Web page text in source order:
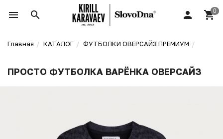
Главная КАТАЛОГ ФУТБОЛКИ ОВЕРСАЙЗ ПРЕМИУМ
ПРОСТО ФУТБОЛКА ВАРЁНКА ОВЕРСАЙЗ